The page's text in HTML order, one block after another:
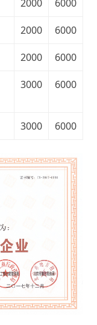
2000 6000
2000 6000
2000 6000
3000 6000
3000 6000